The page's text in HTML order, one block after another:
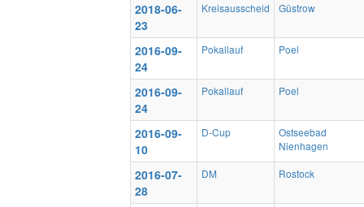
2018-06-
23
Kreisausscheid Güstrow
2016-09-
24
Pokallauf Poel
2016-09-
24
Pokallauf Poel
2016-09-
10
D-Cup
Ostseebad
Nienhagen
2016-07-
28
DM Rostock